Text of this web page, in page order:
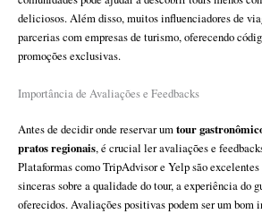
deliciosos. Além disso, muitos influenciadores de
parcerias com empresas de turismo, oferecendo
promoções exclusivas.
Importância de Avaliações e Feedbacks
Antes de decidir onde reservar umtour
pratos regionais, é crucial ler avaliações e
Plataformas como TripAdvisor e Yelp são
sinceras sobre a qualidade do tour, a experiência do
oferecidos. Avaliações positivas podem ser um bom